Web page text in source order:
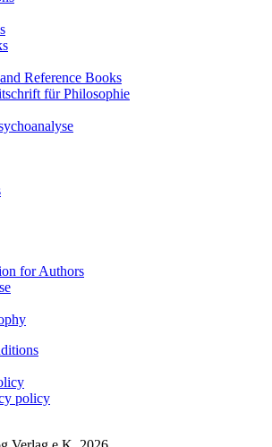
Reference Books
für Philosophie
for Authors
policy